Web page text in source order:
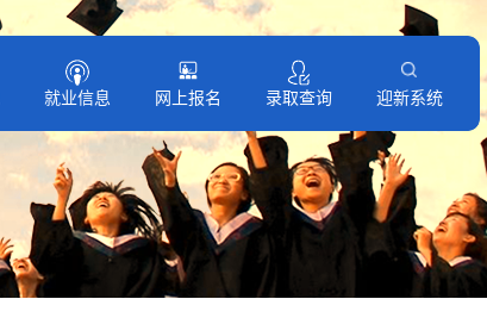
就业信息 网上报名 录取查询 迎新系统